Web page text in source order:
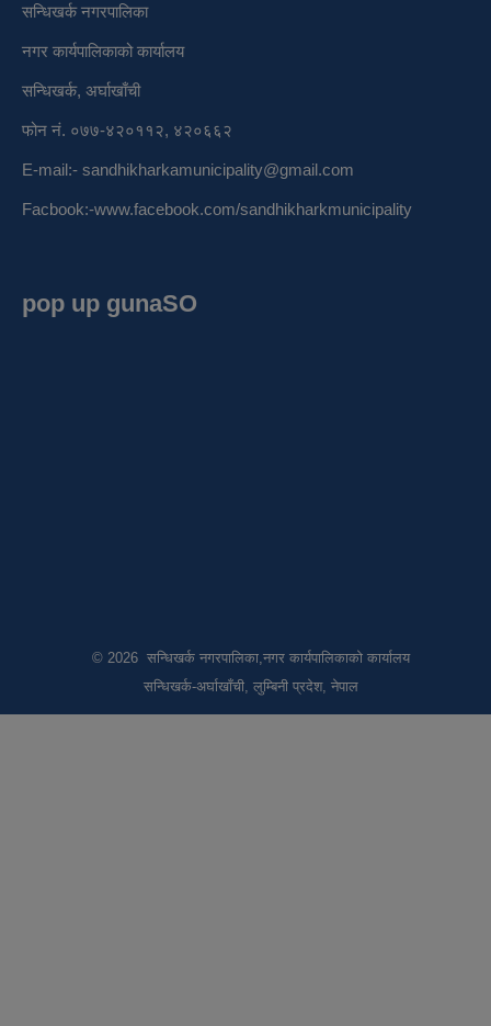
सन्धिखर्क नगरपालिका
नगर कार्यपालिकाको कार्यालय
सन्धिखर्क, अर्घाखाँची
फोन नं. ०७७-४२०११२, ४२०६६२
E-mail:- sandhikharkamunicipality@gmail.com
Facbook:-www.facebook.com/sandhikharkmunicipality
pop up gunaSO
© 2026 सन्धिखर्क नगरपालिका,नगर कार्यपालिकाको कार्यालय
सन्धिखर्क-अर्घाखाँची, लुम्बिनी प्रदेश, नेपाल